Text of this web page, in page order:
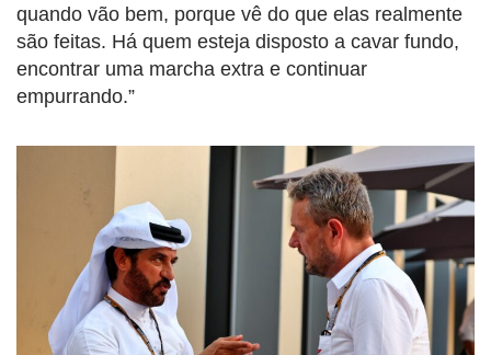
quando vão bem, porque vê do que elas realmente
são feitas. Há quem esteja disposto a cavar fundo,
encontrar uma marcha extra e continuar
empurrando.”